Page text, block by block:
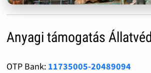
Anyagi támogatás
OTP Bank: 11735005-20489094